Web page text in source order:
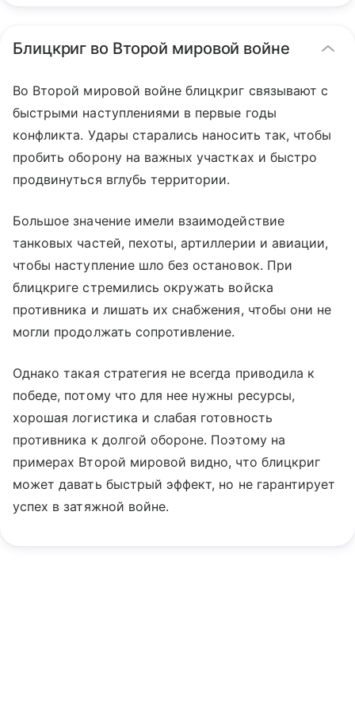
Блицкриг во Второй мировой войне
Во Второй мировой войне блицкриг связывают с
быстрыми наступлениями в первые годы
конфликта. Удары старались наносить так, чтобы
пробить оборону на важных участках и быстро
продвинуться вглубь территории.
Большое значение имели взаимодействие
танковых частей, пехоты, артиллерии и авиации,
чтобы наступление шло без остановок. При
блицкриге стремились окружать войска
противника и лишать их снабжения, чтобы они не
могли продолжать сопротивление.
Однако такая стратегия не всегда приводила к
победе, потому что для нее нужны ресурсы,
хорошая логистика и слабая готовность
противника к долгой обороне. Поэтому на
примерах Второй мировой видно, что блицкриг
может давать быстрый эффект, но не гарантирует
успех в затяжной войне.